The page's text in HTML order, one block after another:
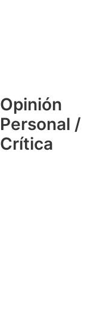
Opinión
Personal /
Crítica